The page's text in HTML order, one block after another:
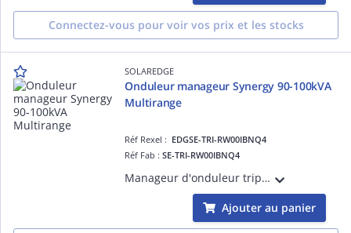
Connectez-vous pour voir vos prix et les stocks
SOLAREDGE
Onduleur manageur Synergy 90-100kVA
Multirange
Réf Rexel : EDGSE-TRI-RW00IBNQ4
Réf Fab :SE-TRI-RW00IBNQ4
Manageur d'onduleur triphasé Synergy MultiRange 90kVA et 100kVA, gamme Tertiaire, inclus un inter-sec DC, des parafoudres DC et des 12 paires d'entrées MC4, ajoutez 3x Unités de puissance SESUK pour faire un onduleur complet. .
Ajouter au panier